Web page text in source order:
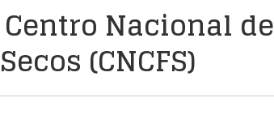
Nacional de
(CNCFS)